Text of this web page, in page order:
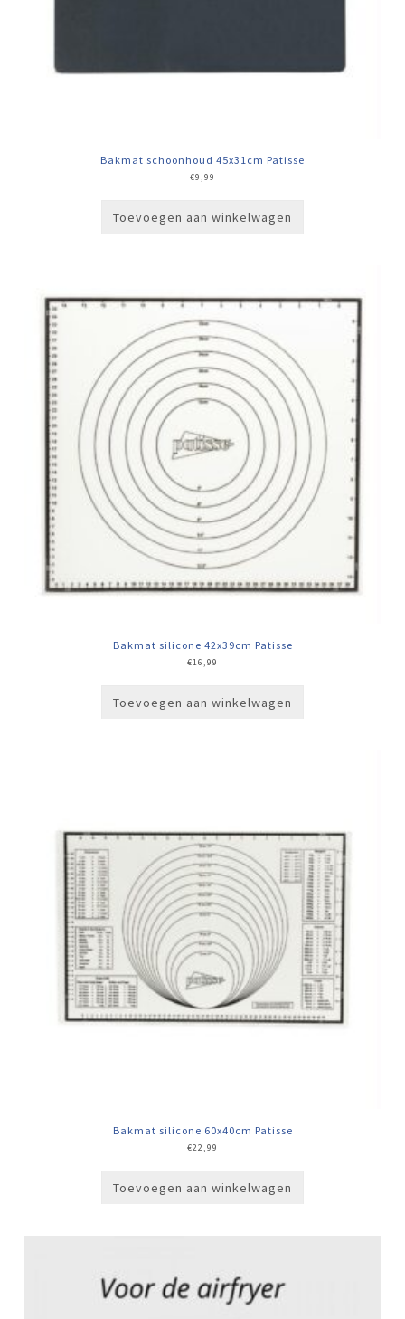
Bakmat schoonhoud 45x31cm Patisse
€9,99
Toevoegen aan winkelwagen
Bakmat silicone 42x39cm Patisse
€16,99
Toevoegen aan winkelwagen
Bakmat silicone 60x40cm Patisse
€22,99
Toevoegen aan winkelwagen